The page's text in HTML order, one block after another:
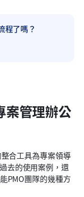
程了嗎？
案管理辦公
合工具為專案領導
去的使用案例，還
PMO團隊的幾種方